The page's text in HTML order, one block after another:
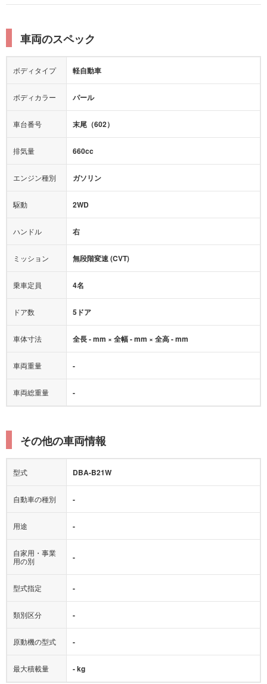
ルーフレール
エアロパーツ
ローダウン
シートヒーター
カーナビ：-
ミュージックプレイヤー接続可
後席モニター
レーンキープアシスト
横滑り防止装置
衝突被害軽減プレーキ
カメラ：フロント サイド
エアバッグ：
ダブルエアバッグ
衝撃緩和ヘッドレスト
サポカー
アクセル踏み間違い（誤発進）防止装置
アダプティブクルーズコントロール
ヒルディセントコントロール
オートマチックハイビーム
車両のスペック
ボディタイプ 軽自動車
ボディカラー パール
車台番号 末尾（602）
排気量 660cc
エンジン種別 ガソリン
駆動 2WD
ハンドル 右
ミッション 無段階変速 (CVT)
乗車定員 4名
ドア数 5ドア
車体寸法 全長 - mm × 全幅 - mm × 全高 - mm
車両重量 -
車両総重量 -
その他の車両情報
型式 DBA-B21W
自動車の種別 -
用途 -
自家用・事業
用の別
-
型式指定 -
類別区分 -
原動機の型式 -
最大積載量 - kg